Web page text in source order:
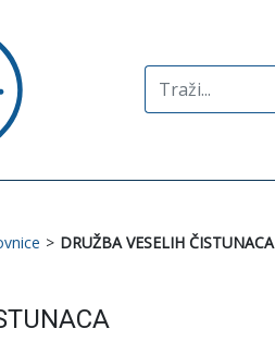
Search
for:
> DRUŽBA VESELIH ČISTUNACA